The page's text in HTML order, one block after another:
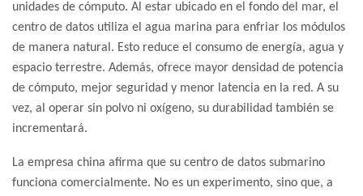
unidades de cómputo. Al estar ubicado en el fondo del mar, el
centro de datos utiliza el agua marina para enfriar los módulos
de manera natural. Esto reduce el consumo de energía, agua y
espacio terrestre. Además, ofrece mayor densidad de potencia
de cómputo, mejor seguridad y menor latencia en la red. A su
vez, al operar sin polvo ni oxígeno, su durabilidad también se
incrementará.
La empresa china afirma que su centro de datos submarino
funciona comercialmente. No es un experimento, sino que, a